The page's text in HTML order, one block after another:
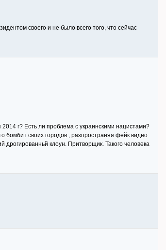
своего и не было всего того, что сейчас
г? Есть ли проблема с украинскими нацистами?
бомбит своих городов , разпространяя фейк видео
дрогированньй клоун. Притворщик. Такого человека